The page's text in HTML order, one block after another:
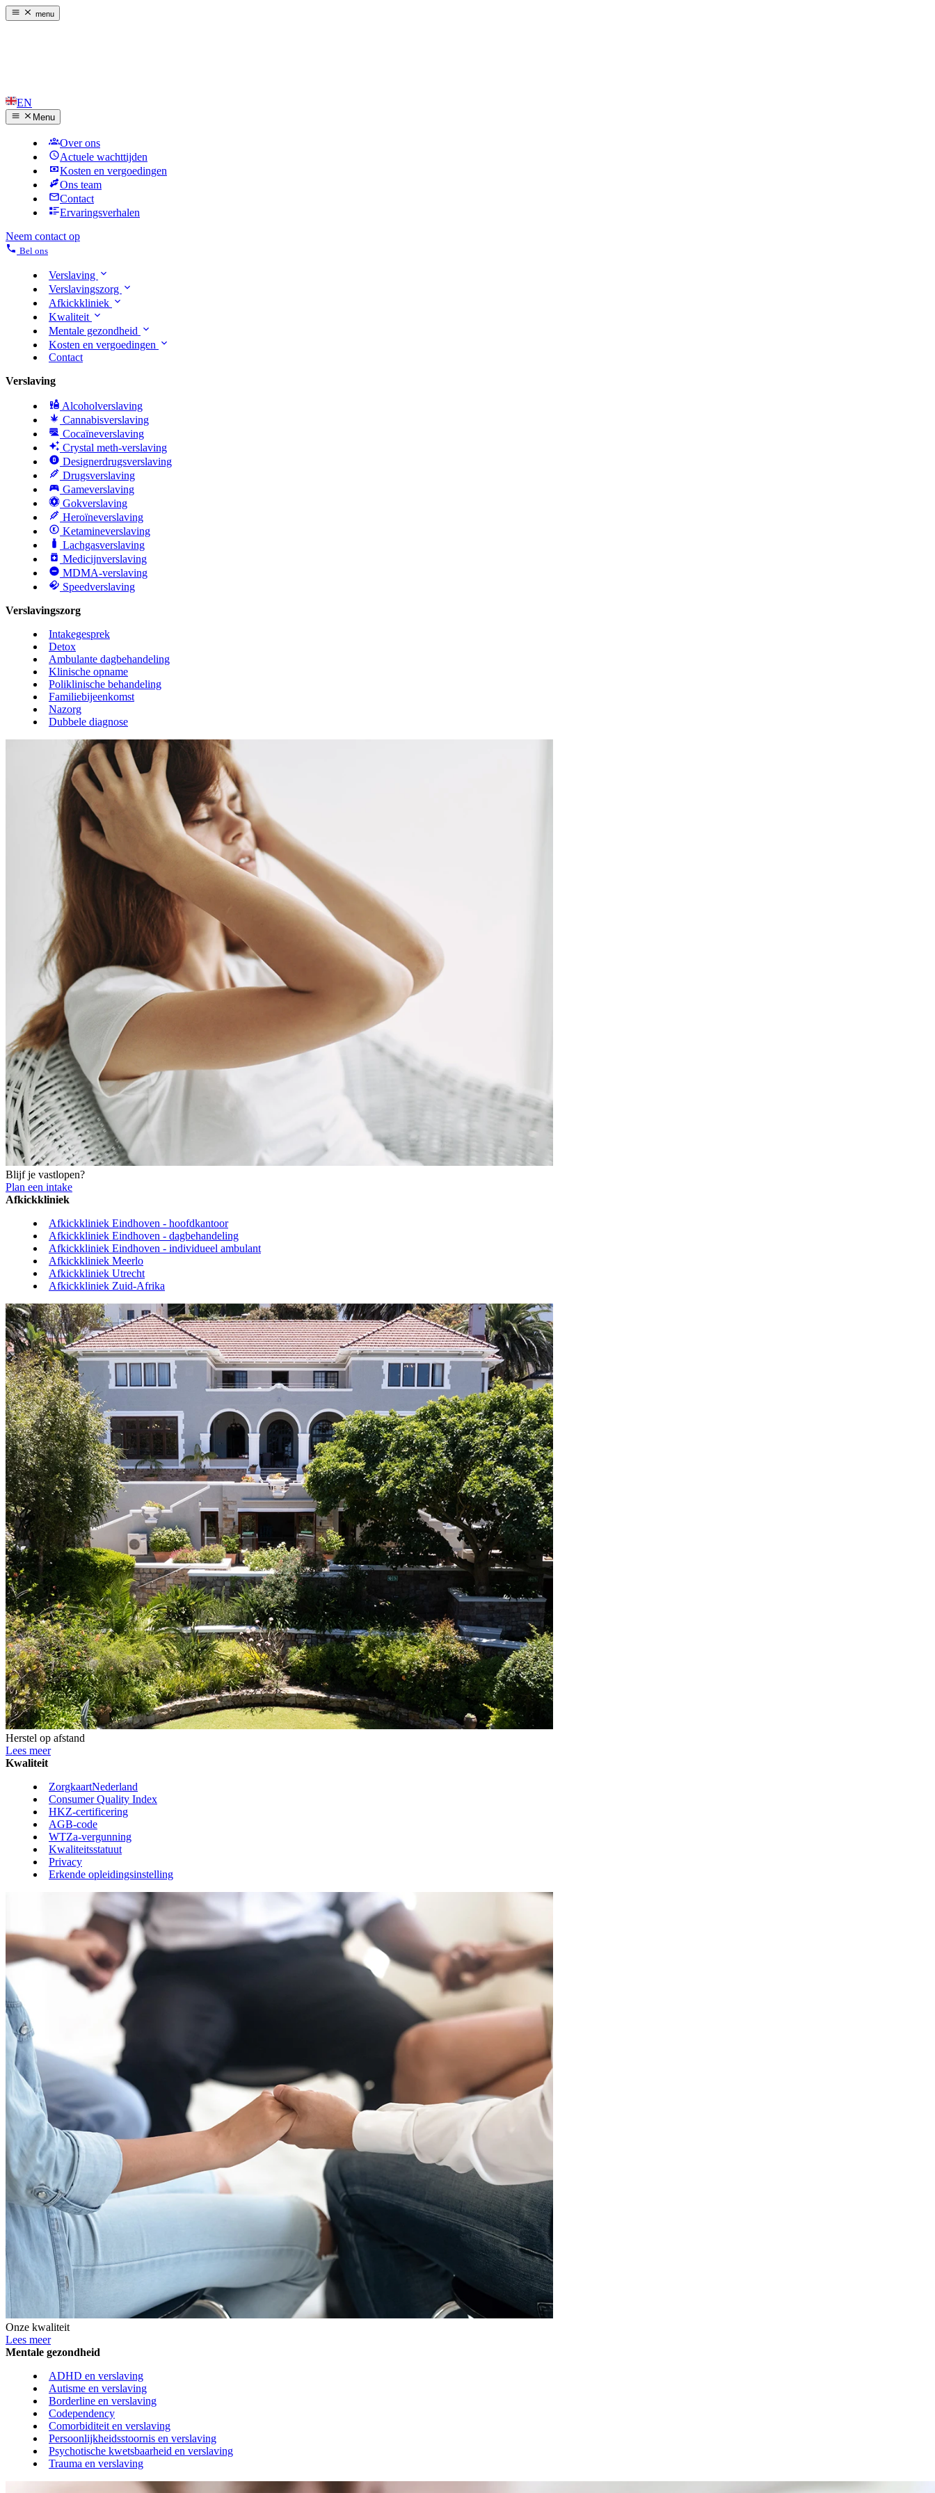
menu
EN
Menu
Over ons
Actuele wachttijden
Kosten en vergoedingen
Ons team
Contact
Ervaringsverhalen
Neem contact op
Bel ons
Verslaving
Verslavingszorg
Afkickkliniek
Kwaliteit
Mentale gezondheid
Kosten en vergoedingen
Contact
Verslaving
Alcoholverslaving
Cannabisverslaving
Cocaïneverslaving
Crystal meth-verslaving
Designerdrugsverslaving
Drugsverslaving
Gameverslaving
Gokverslaving
Heroïneverslaving
Ketamineverslaving
Lachgasverslaving
Medicijnverslaving
MDMA-verslaving
Speedverslaving
Verslavingszorg
Intakegesprek
Detox
Ambulante dagbehandeling
Klinische opname
Poliklinische behandeling
Familiebijeenkomst
Nazorg
Dubbele diagnose
Blijf je vastlopen?
Plan een intake
Afkickkliniek
Afkickkliniek Eindhoven - hoofdkantoor
Afkickkliniek Eindhoven - dagbehandeling
Afkickkliniek Eindhoven - individueel ambulant
Afkickkliniek Meerlo
Afkickkliniek Utrecht
Afkickkliniek Zuid-Afrika
Herstel op afstand
Lees meer
Kwaliteit
ZorgkaartNederland
Consumer Quality Index
HKZ-certificering
AGB-code
WTZa-vergunning
Kwaliteitsstatuut
Privacy
Erkende opleidingsinstelling
Onze kwaliteit
Lees meer
Mentale gezondheid
ADHD en verslaving
Autisme en verslaving
Borderline en verslaving
Codependency
Comorbiditeit en verslaving
Persoonlijkheidsstoornis en verslaving
Psychotische kwetsbaarheid en verslaving
Trauma en verslaving